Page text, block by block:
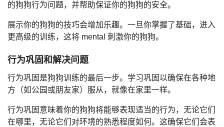
的狗狗行为问题，并帮助保证你的狗狗的安全。
展示你的狗狗的技巧会增加乐趣。一旦你掌握了基础，进入
更高级的训练，这将 mental 刺激你的狗狗。
行为巩固和解决问题
行为巩固是狗狗训练的最后一步。学习巩固以确保在各种地
方（如公园或朋友家）服从，就像在家里一样。
行为巩固意味着你的狗狗将能够表现适当的行为，无论它们
在哪里，无论它们对环境的熟悉程度如何。这确保它们会表